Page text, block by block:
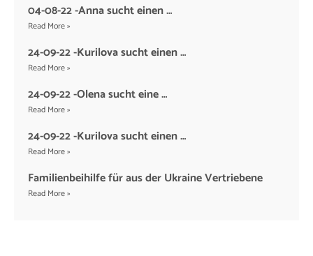
04-08-22 -Anna sucht einen …
Read More »
24-09-22 -Kurilova sucht einen …
Read More »
24-09-22 -Olena sucht eine …
Read More »
24-09-22 -Kurilova sucht einen …
Read More »
Familienbeihilfe für aus der Ukraine Vertriebene
Read More »